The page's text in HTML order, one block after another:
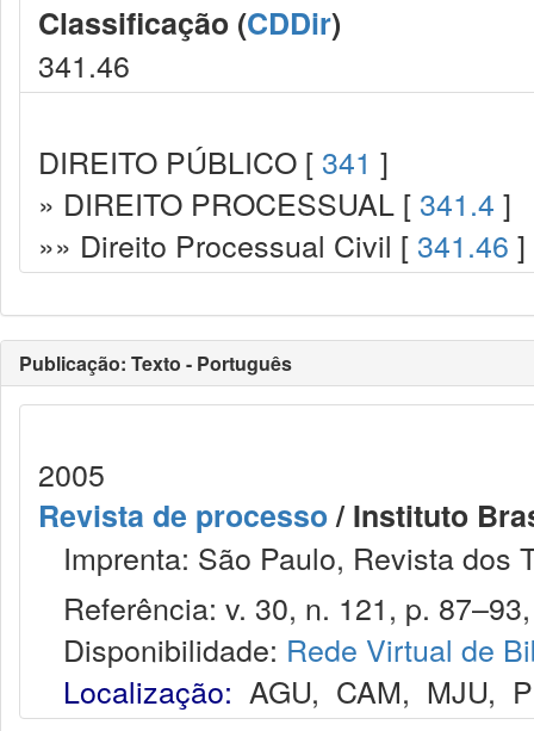
Classificação (CDDir)
341.46
DIREITO PÚBLICO [ 341 ]
» DIREITO PROCESSUAL [ 341.4 ]
»» Direito Processual Civil [ 341.46 ]
Publicação: Texto - Português
2005
Revista de processo/ Instituto
Imprenta: São Paulo, Revista dos
Referência: v. 30, n. 121, p.
Disponibilidade: Rede Virtual de
Localização: AGU, CAM, MJU,